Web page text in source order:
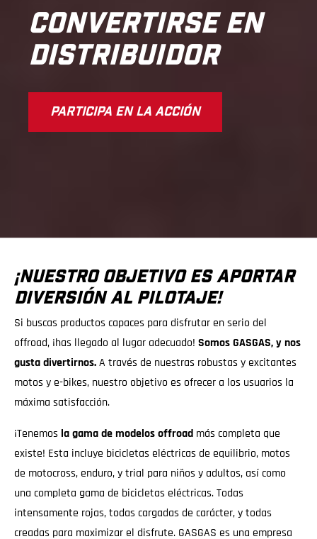
CONVERTIRSE EN
DISTRIBUIDOR
PARTICIPA EN LA ACCIÓN
¡NUESTRO OBJETIVO ES APORTAR
DIVERSIÓN AL PILOTAJE!
Si buscas productos capaces para disfrutar en serio del
offroad, ¡has llegado al lugar adecuado! Somos GASGAS, y nos
gusta divertirnos.A través de nuestras robustas y excitantes
motos y e-bikes, nuestro objetivo es ofrecer a los usuarios la
máxima satisfacción.
¡Tenemos la gama de modelos offroad más completa que
existe! Esta incluye bicicletas eléctricas de equilibrio, motos
de motocross, enduro, y trial para niños y adultos, así como
una completa gama de bicicletas eléctricas. Todas
intensamente rojas, todas cargadas de carácter, y todas
creadas para maximizar el disfrute. GASGAS es una empresa